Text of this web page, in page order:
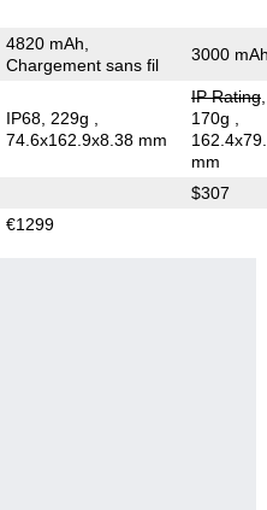
4820 mAh,
Chargement sans fil
3000
IP68, 229g
74.6x162.9x8.38 mm
IP Rating,
170g
mm
$307
€1299